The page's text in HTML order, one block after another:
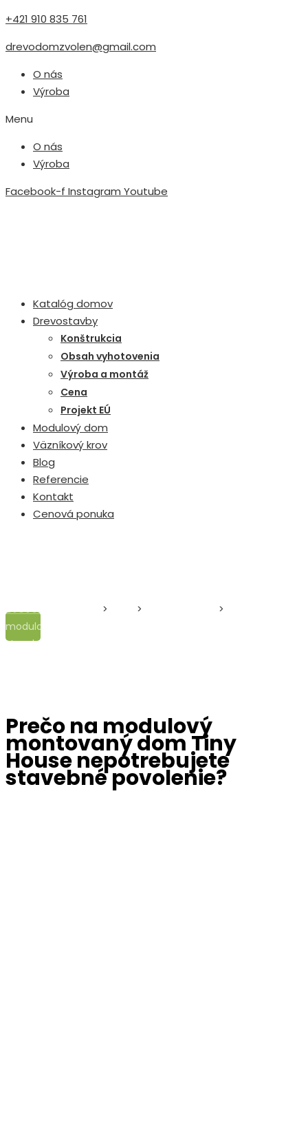
+421 910 835 761
drevodomzvolen@gmail.com
O nás
Výroba
Menu
O nás
Výroba
Facebook-f Instagram Youtube
Katalóg domov
Drevostavby
Konštrukcia
Obsah vyhotovenia
Výroba a montáž
Cena
Projekt EÚ
Modulový dom
Väzníkový krov
Blog
Referencie
Kontakt
Cenová ponuka
Drevodom Zvolen > > >
modulový montovaný dom Tiny House nepotrebujete
stavebné povolenie?
Prečo na modulový
montovaný dom Tiny
House nepotrebujete
stavebné povolenie?